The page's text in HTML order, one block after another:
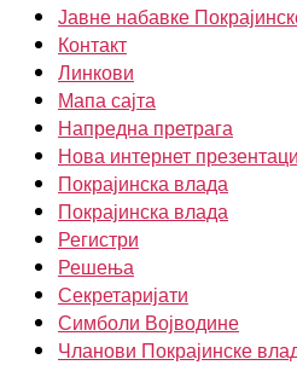
Јавне набавке
Контакт
Линкови
Мапа сајта
Напредна претрага
Нова интернет
Покрајинска влада
Покрајинска влада
Регистри
Решења
Секретаријати
Симболи Војводине
Чланови Покрајинске